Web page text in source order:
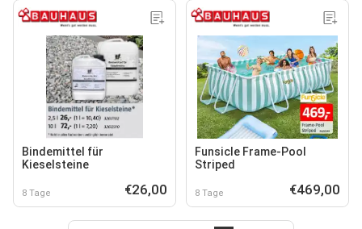
Bindemittel für
Kieselsteine
8 Tage €26,00
Funsicle Frame-Pool
Striped
8 Tage €469,00